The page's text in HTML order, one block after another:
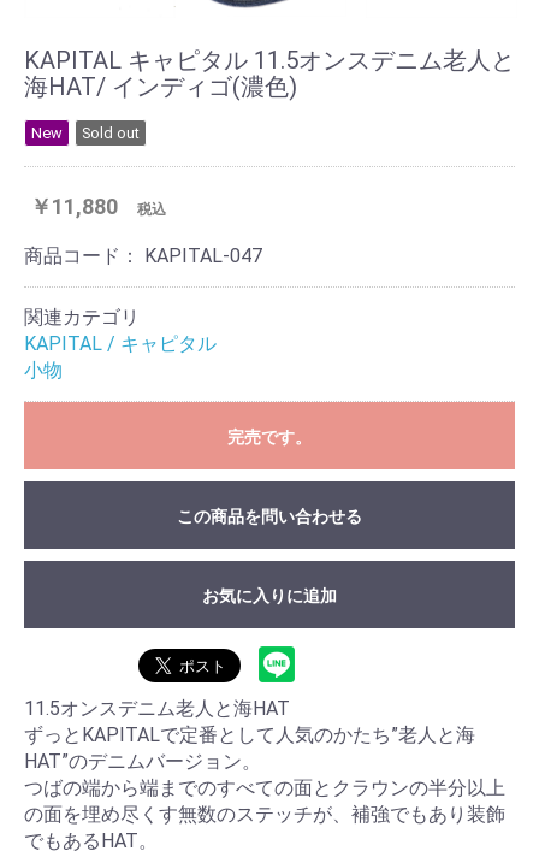
KAPITAL キャピタル 11.5オンスデニム老人と
海HAT/ インディゴ(濃色)
New Sold out
￥11,880 税込
商品コード： KAPITAL-047
関連カテゴリ
KAPITAL / キャピタル
小物
完売です。
この商品を問い合わせる
お気に入りに追加
11.5オンスデニム老人と海HAT
ずっとKAPITALで定番として人気のかたち”老人と海
HAT”のデニムバージョン。
つばの端から端までのすべての面とクラウンの半分以上
の面を埋め尽くす無数のステッチが、補強でもあり装飾
でもあるHAT。